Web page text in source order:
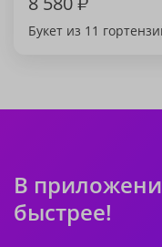
Букет из 11
В
быстрее!